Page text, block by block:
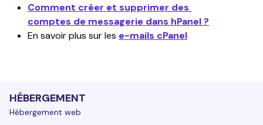
Comment créer et supprimer des
comptes de messagerie dans hPanel ?
En savoir plus sur les e-mails cPanel
HÉBERGEMENT
Hébergement web